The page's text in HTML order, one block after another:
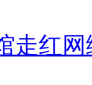
走红网